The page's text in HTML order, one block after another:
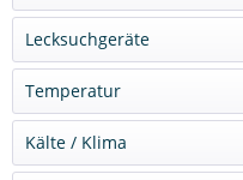
Lecksuchgeräte
Temperatur
Kälte / Klima